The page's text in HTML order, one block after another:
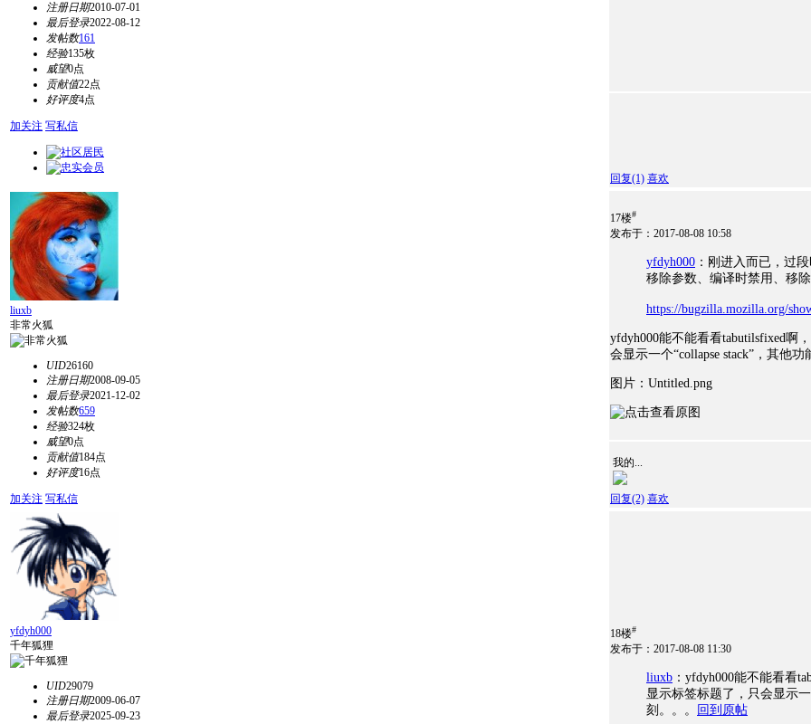
注册日期2010-07-01
最后登录2022-08-12
发帖数161
经验135枚
威望0点
贡献值22点
好评度4点
加关注 写私信
回复(1) 喜欢
liuxb
非常火狐
UID26160
注册日期2008-09-05
最后登录2021-12-02
发帖数659
经验324枚
威望0点
贡献值184点
好评度16点
加关注 写私信
17楼#
发布于：2017-08-08 10:58
yfdyh000 ：刚进入而已，过段
移除参数、编译时禁用、移除
https://bugzilla.mozilla.org/
yfdyh000能不能看看tabutilsfixed啊
会显示一个“collapse stack”，其他
图片：Untitled.png
我的...
回复(2) 喜欢
yfdyh000
千年狐狸
UID29079
注册日期2009-06-07
最后登录2025-09-23
18楼#
发布于：2017-08-08 11:30
liuxb ：yfdyh000能不能看看
显示标签标题了，只会显示
刻。。。
回到原帖